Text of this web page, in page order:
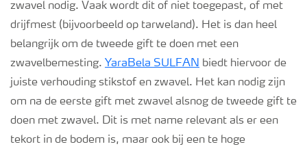
Webinars
zwavel nodig. Vaak wordt dit of niet toegepast, of met
drijfmest (bijvoorbeeld op tarweland). Het is dan heel
belangrijk om de tweede gift te doen met een
zwavelbemesting. YaraBela SULFAN biedt hiervoor de
juiste verhouding stikstof en zwavel. Het kan nodig zijn
om na de eerste gift met zwavel alsnog de tweede gift te
doen met zwavel. Dit is met name relevant als er een
tekort in de bodem is, maar ook bij een te hoge